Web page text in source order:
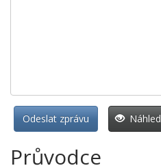
Odeslat zprávu Náhled
Průvodce